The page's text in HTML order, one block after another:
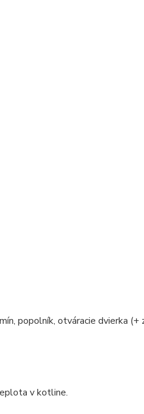
popolník, otváracie dvierka (+
v kotline.